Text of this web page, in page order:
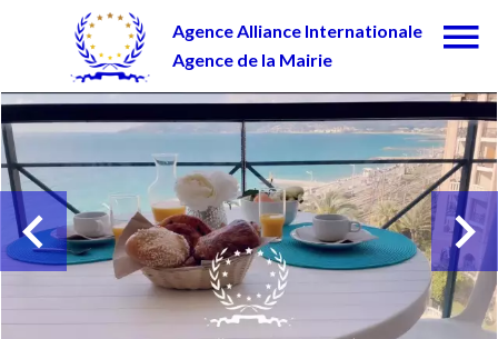
Agence Alliance Internationale
Agence de la Mairie